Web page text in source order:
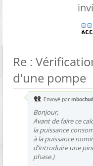
Re :
d'une pompe
Envoyé par mbochud
Bonjour,
Avant de faire ce
la puissance
à la puissance
d’introduire une
phase.)